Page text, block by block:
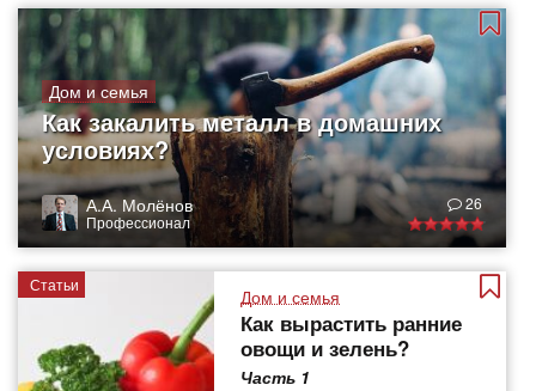
Дом и семья
Как закалить металл в домашних
условиях?
А.А. Молёнов
Профессионал
26
Статьи
Дом и семья
Как вырастить ранние
овощи и зелень?
Часть 1